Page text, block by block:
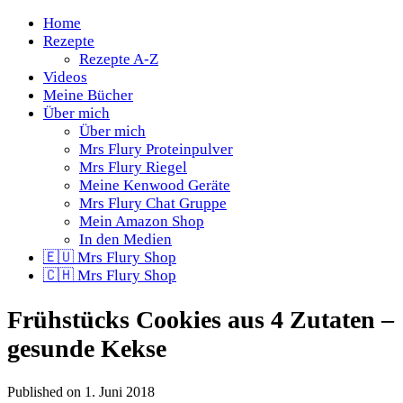
Home
Rezepte
Rezepte A-Z
Videos
Meine Bücher
Über mich
Über mich
Mrs Flury Proteinpulver
Mrs Flury Riegel
Meine Kenwood Geräte
Mrs Flury Chat Gruppe
Mein Amazon Shop
In den Medien
🇪🇺 Mrs Flury Shop
🇨🇭 Mrs Flury Shop
Frühstücks Cookies aus 4 Zutaten –
gesunde Kekse
Published on 1. Juni 2018